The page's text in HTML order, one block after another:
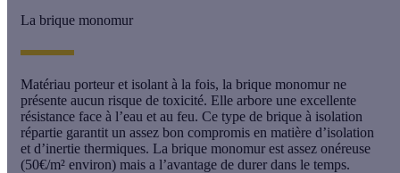
La brique monomur
Matériau porteur et isolant à la fois, la brique monomur ne
présente aucun risque de toxicité. Elle arbore une excellente
résistance face à l’eau et au feu. Ce type de brique à isolation
répartie garantit un assez bon compromis en matière d’isolation
et d’inertie thermiques. La brique monomur est assez onéreuse
(50€/m² environ) mais a l’avantage de durer dans le temps.